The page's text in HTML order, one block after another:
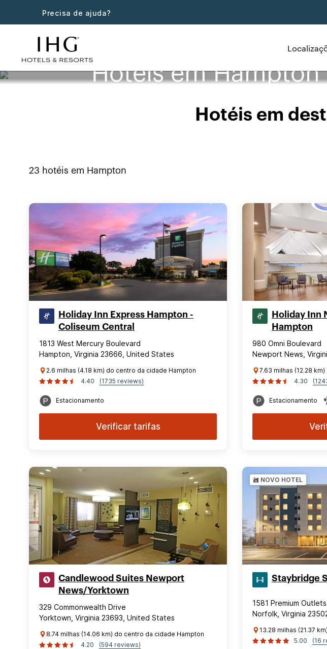
Precisa de ajuda?
Hotéis em Hampton
Hotéis em
23 hotéis em Hampton
Holiday Inn Express Hampton -
Coliseum Central
1813 West Mercury Boulevard
Hampton, Virginia 23666, United States
2.6 milhas (4.18 km) do centro da cidade Hampton
4.40
(1735 reviews)
Estacionamento
Verificar tarifas
Holiday Inn
Hampton
980 Omni Boulevard
Newport News,
7.63 milhas (12.28
4.30
Estacionamento
Candlewood Suites Newport
News/Yorktown
329 Commonwealth Drive
Yorktown, Virginia 23693, United States
8.74 milhas (14.06 km) do centro da cidade Hampton
4.20
(594 reviews)
NOVO HOTEL
Staybridge
1581 Premium
Norfolk, Virginia
13.28 milhas (21.37
5.00
(16